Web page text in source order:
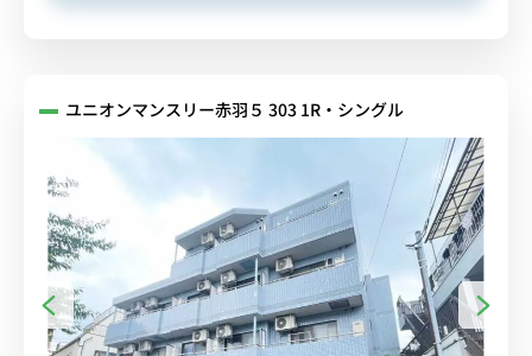
ユニオンマンスリー赤羽５ 303 1R・シングル